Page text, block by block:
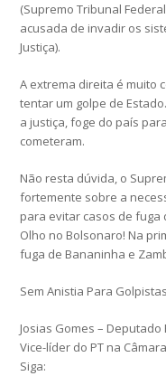
(Supremo Tribunal
acusada de invadir os
Justiça).
A extrema direita é muito
tentar um golpe de
a justiça, foge do país
cometeram.
Não resta dúvida, o
fortemente sobre a
para evitar casos de
Olho no Bolsonaro! Na
fuga de Bananinha e
Sem Anistia Para
Josias Gomes –
Vice-líder do PT na Câmara
Siga: